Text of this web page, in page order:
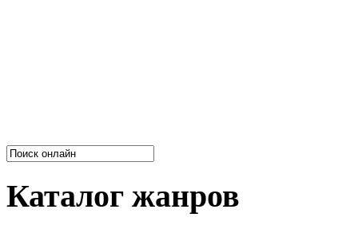
Каталог жанров